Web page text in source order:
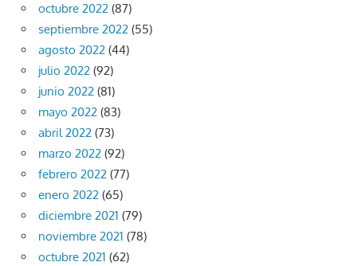
octubre 2022 (87)
septiembre 2022 (55)
agosto 2022 (44)
julio 2022 (92)
junio 2022 (81)
mayo 2022 (83)
abril 2022 (73)
marzo 2022 (92)
febrero 2022 (77)
enero 2022 (65)
diciembre 2021 (79)
noviembre 2021 (78)
octubre 2021 (62)